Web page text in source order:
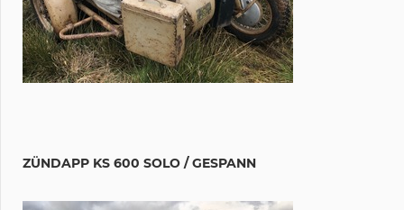
ZÜNDAPP KS 600 SOLO / GESPANN